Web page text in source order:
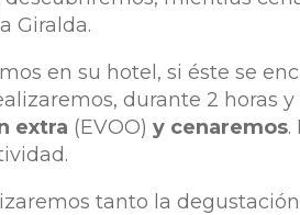
Giralda.
en su hotel, si éste se
durante 2 horas
extra (EVOO) y cenaremos.
tanto la